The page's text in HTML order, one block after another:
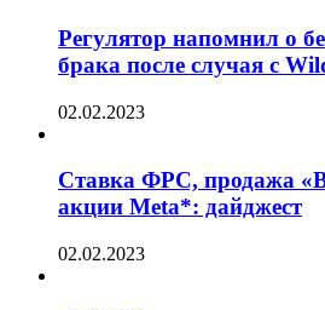
Регулятор напомнил о
брака после случая с
02.02.2023
Ставка ФРС, продажа
акции Meta*: дайджест
02.02.2023